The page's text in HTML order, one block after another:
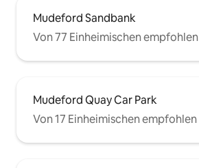
Mudeford Sandbank
Von 77 Einheimischen empfohlen
Mudeford Quay Car Park
Von 17 Einheimischen empfohlen